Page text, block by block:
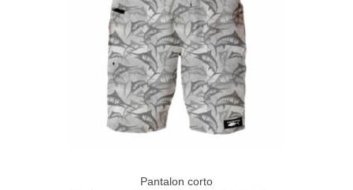
Pantalon corto